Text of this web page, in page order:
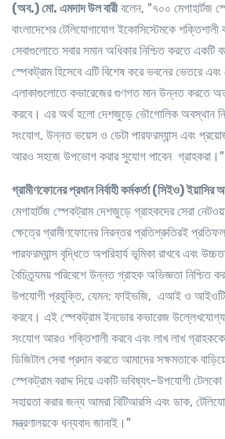
(অব.)মো. এমদাদউলবারীবলেন, "৭০০ মেগাহার্টজ
বাংলাদেশের টেলিযোগাযোগ ইকোসিস্টেমকে
সেবাগুলোতে সবার সমান অধিকার নিশ্চিত করতে একটি
স্পেকট্রাম হিসেবে এটি বিশেষ করেভবনেরভেতরে এবং
এলাকাগুলোতে কভারেজের গুণগত মান উন্নত করতে
করবে। এর অর্থ হলো দেশজুড়ে ভৌগোলিক অবস্থান
সংযোগ, উন্নত ভয়েস ও ডেটা পারফরম্যান্স এবং
আরও সহজে উপভোগ করার সুযোগ পাবেন গ্রাহকরা।"
গ্রামীণফোনেরপ্রধাননির্বাহীকর্মকর্তা(সিইও)ইয়াসির
মেগাহার্টজ স্পেকট্রাম দেশজুড়ে গ্রাহকদের সেরা
ক্ষেত্রে গ্রামীণফোনের নিরন্তর প্রতিশ্রুতিরই
পারফরম্যান্স বৃদ্ধিতে অপরিহার্য ভূমিকা রাখবে এবং
বৈচিত্র্যময় পরিবেশে উন্নত গ্রাহক অভিজ্ঞতা নিশ্চিত
উপযোগী প্রযুক্তি, যেমন: ফাইভজি, এআই ও
করবে। এই স্পেকট্রাম ইনডোর কভারেজ
সংযোগ আরও শক্তিশালী করবে এবং লাখ লাখ গ্রাহককে
ডিজিটাল সেবা প্রদান করতে আমাদের সক্ষমতাকে
স্পেকট্রাম বরাদ্দ দিয়ে একটি ভবিষ্যৎ-উপযোগী
সহায়তা করার জন্য আমরা বিটিআরসি এবং ডাক,
মন্ত্রণালয়কে ধন্যবাদ জানাই।"